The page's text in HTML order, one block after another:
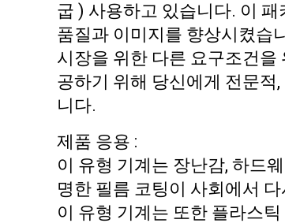
굽 ) 사용하고 있습니다. 이
품질과 이미지를 향상시켰습
시장을 위한 다른 요구조건을
공하기 위해 당신에게 전문적
니다.
제품 응용 :
이 유형 기계는 장난감, 하드
명한 필름 코팅이 사회에서
이 유형 기계는 또한 플라스